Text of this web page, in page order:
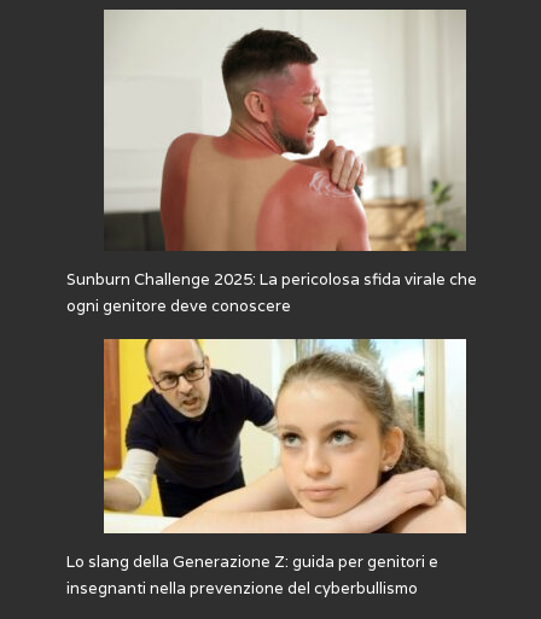
Sunburn Challenge 2025: La pericolosa sfida virale che
ogni genitore deve conoscere
Lo slang della Generazione Z: guida per genitori e
insegnanti nella prevenzione del cyberbullismo